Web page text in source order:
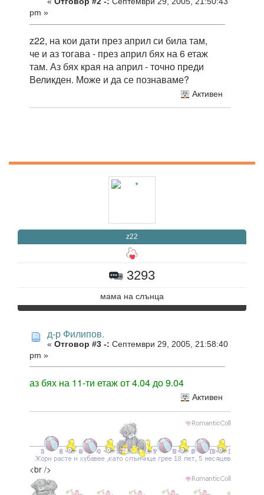
pm »
z22, на кои дати през април си била там,
че и аз тогава - през април бях на 6 етаж
там. Аз бях края на април - точно преди
Великден. Може и да се познаваме?
Активен
z22
3293
мама на слънцa
д-р Филипов.
« Отговор #3 -: Септември 29, 2005, 21:58:40
pm »
аз бях на 11-ти етаж от 4.04 до 9.04
Активен
<br />